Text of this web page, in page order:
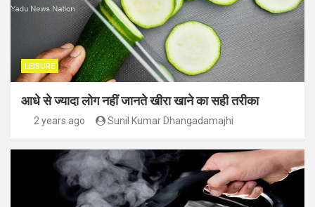
LEISURE
आधे से ज्यादा लोग नहीं जानते खीरा खाने का सही तरीका
2 years ago Sunil Kumar Dhangadamajhi